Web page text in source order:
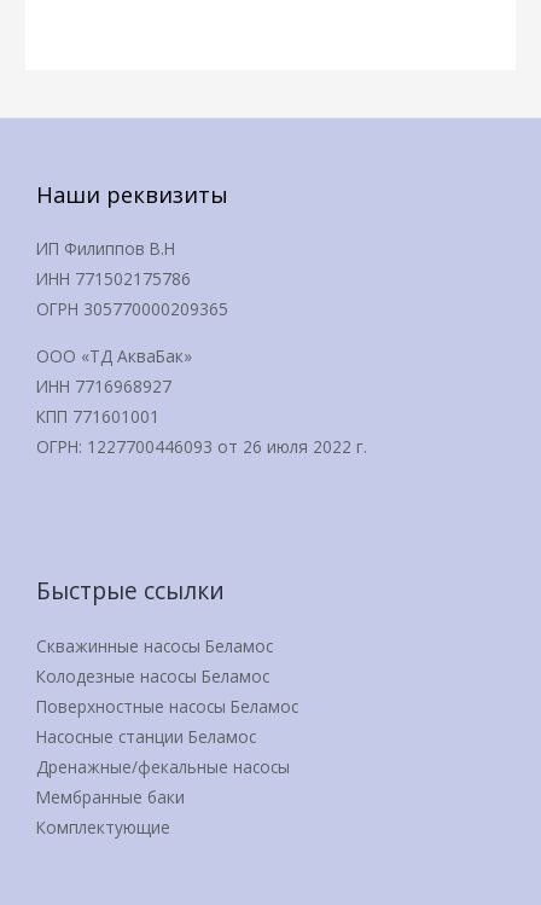
Наши реквизиты
ИП Филиппов В.Н
ИНН 771502175786
ОГРН 305770000209365
ООО «ТД АкваБак»
ИНН 7716968927
КПП 771601001
ОГРН: 1227700446093 от 26 июля 2022 г.
Быстрые ссылки
Скважинные насосы Беламос
Колодезные насосы Беламос
Поверхностные насосы Беламос
Насосные станции Беламос
Дренажные/фекальные насосы
Мембранные баки
Комплектующие